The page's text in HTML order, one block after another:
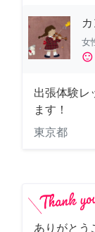
女
sentiment_satisfied
出張体験レ
ます！
東京都
ありがとう